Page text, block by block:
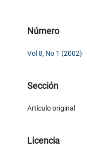
Número
Vol 8, No 1 (2002)
Sección
Artículo original
Licencia